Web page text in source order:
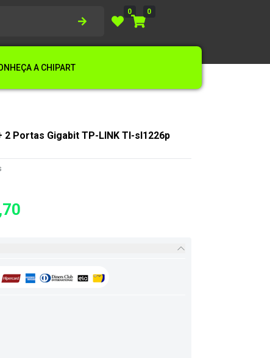
0 0
A CHIPART
2 Portas Gigabit TP-LINK Tl-sl1226p